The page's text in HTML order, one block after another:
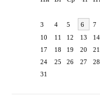
3
4 5 6 7
10
11 12 13 14
17
18 19 20 21
24
25 26 27 28
31